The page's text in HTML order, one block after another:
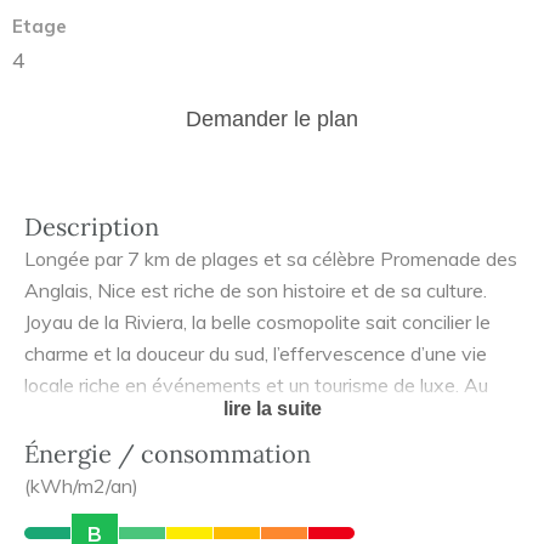
Etage
4
Demander le plan
Description
Longée par 7 km de plages et sa célèbre Promenade des
Anglais, Nice est riche de son histoire et de sa culture.
Joyau de la Riviera, la belle cosmopolite sait concilier le
charme et la douceur du sud, l’effervescence d’une vie
locale riche en événements et un tourisme de luxe. Au
cœur du quartier Riquier, vous n’aurez que quelques pas à
faire pour flâner sur la promenade du front de mer,
découvrir les plus jolies boutiques, savourer un succulent
déjeuner en terrasse, prendre un bain de soleil ou,
lire la suite
Énergie / consommation
(kWh/m2/an)
B